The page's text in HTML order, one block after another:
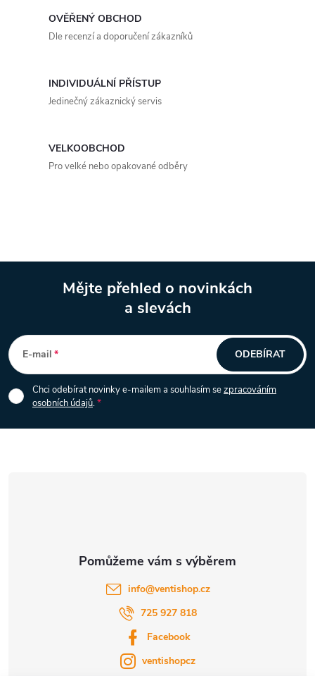
OVĚŘENÝ OBCHOD
Dle recenzí a doporučení zákazníků
INDIVIDUÁLNÍ PŘÍSTUP
Jedinečný zákaznický servis
VELKOOBCHOD
Pro velké nebo opakované odběry
á
p
a
Mějte přehled o novinkách
a slevách
E-mail
Chci odebírat novinky e-mailem a souhlasím sezpracováním
osobních údajů.
ODEBÍRAT
info@ventishop.cz
725 927 818
Facebook
ventishopcz